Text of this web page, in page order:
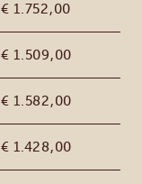
€ 1.752,00
€ 1.509,00
€ 1.582,00
€ 1.428,00